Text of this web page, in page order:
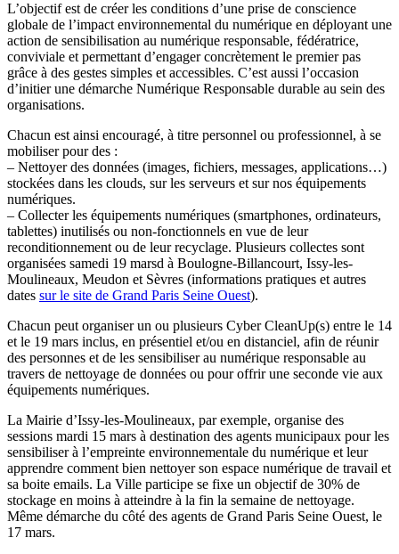
L’objectif est de créer les conditions d’une prise de conscience
globale de l’impact environnemental du numérique en déployant une
action de sensibilisation au numérique responsable, fédératrice,
conviviale et permettant d’engager concrètement le premier pas
grâce à des gestes simples et accessibles. C’est aussi l’occasion
d’initier une démarche Numérique Responsable durable au sein des
organisations.
Chacun est ainsi encouragé, à titre personnel ou professionnel, à se
mobiliser pour des :
– Nettoyer des données (images, fichiers, messages, applications…)
stockées dans les clouds, sur les serveurs et sur nos équipements
numériques.
– Collecter les équipements numériques (smartphones, ordinateurs,
tablettes) inutilisés ou non-fonctionnels en vue de leur
reconditionnement ou de leur recyclage. Plusieurs collectes sont
organisées samedi 19 marsd à Boulogne-Billancourt, Issy-les-
Moulineaux, Meudon et Sèvres (informations pratiques et autres
dates sur le site de Grand Paris Seine Ouest).
Chacun peut organiser un ou plusieurs Cyber CleanUp(s) entre le 14
et le 19 mars inclus, en présentiel et/ou en distanciel, afin de réunir
des personnes et de les sensibiliser au numérique responsable au
travers de nettoyage de données ou pour offrir une seconde vie aux
équipements numériques.
La Mairie d’Issy-les-Moulineaux, par exemple, organise des
sessions mardi 15 mars à destination des agents municipaux pour les
sensibiliser à l’empreinte environnementale du numérique et leur
apprendre comment bien nettoyer son espace numérique de travail et
sa boite emails. La Ville participe se fixe un objectif de 30% de
stockage en moins à atteindre à la fin la semaine de nettoyage.
Même démarche du côté des agents de Grand Paris Seine Ouest, le
17 mars.